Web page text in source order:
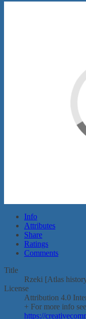
Info
Attributes
Share
Ratings
Comments
Title
Rzeki [Atlas
License
Attribution 4.0
+ For more info see
https://